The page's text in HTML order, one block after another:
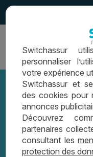
Ouvrir
navigation
4 astuces
Switchassur
personnaliser
votre expérience
Switchassur et
des cookies pour
annonces
Découvrez
partenaires
consultant les
protection des